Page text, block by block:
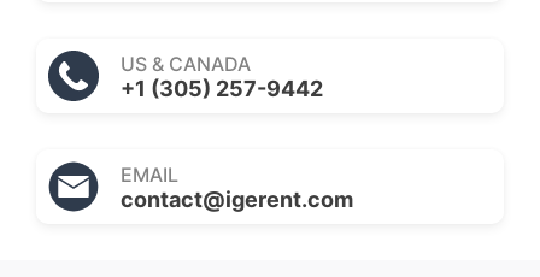
US & CANADA
+1 (305) 257-9442
EMAIL
contact@igerent.com